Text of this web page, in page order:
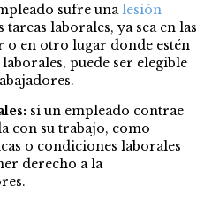
sufre unalesión
laborales, ya sea en las
o en otro lugar donde estén
puede ser elegible
si un empleado contrae
con su trabajo, como
o condiciones laborales
derecho a la